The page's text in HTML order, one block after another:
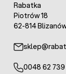
Rabatka
Piotrów 18
62-814
0048 62